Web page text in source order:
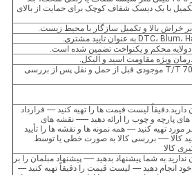
با یک دیسک شفاف کوچک برای حمایت از بالای
T/T 30% سپرده، T/T 70% موجودی قبل از حمل و نقل پس از بررسی
لیست قیمت ها را تهیه کنید ---- قرارداد
های پارچه و چوب را ارائه دهید ------ نقشه های
تهیه کنید ---- همه نمونه ها و نقشه ها را تأیید
کالا ----- بررسی کالا به صورت خطی یا توسط
کالا
شما پیشنهاد بدهید ----- پیشنهاد مبلمان را بر
انجام دهید ---- لیست قیمت را دقیقاً تهیه کنید ----